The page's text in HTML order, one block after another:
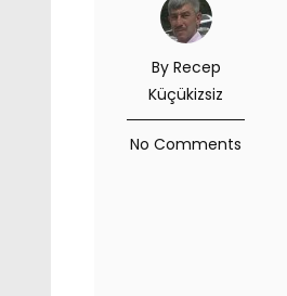
By Recep
Küçükizsiz
No Comments